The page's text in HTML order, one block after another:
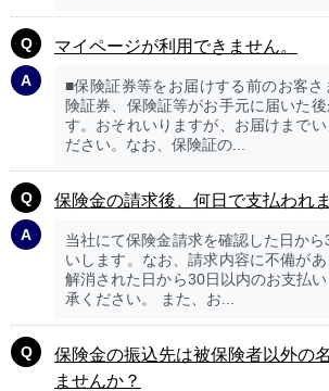
マイページが利用できません。
■保険証券等をお届けする前のお客
険証券、保険証等がお手元に届いた
す。おそれいりますが、お届けまでい
ださい。なお、保険証の...
保険金の請求後、何日で支払われ
当社にて保険金請求を確認した日か
いします。なお、請求内容に不備が
解消された日から30日以内のお支払
承ください。 また、お...
保険金の振込先は被保険者以外の
ませんか？